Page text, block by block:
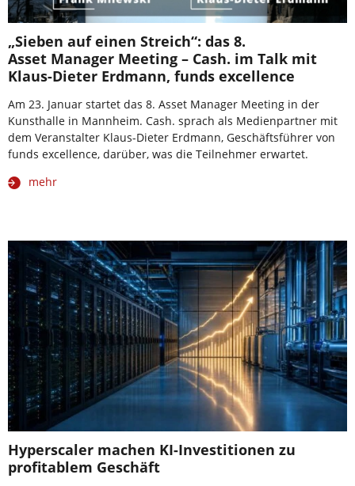
„Sieben auf einen Streich“: das 8.
Asset Manager Meeting – Cash. im Talk mit
Klaus-Dieter Erdmann, funds excellence
Am 23. Januar startet das 8. Asset Manager Meeting in der
Kunsthalle in Mannheim. Cash. sprach als Medienpartner mit
dem Veranstalter Klaus-Dieter Erdmann, Geschäftsführer von
funds excellence, darüber, was die Teilnehmer erwartet.
mehr
Hyperscaler machen KI-Investitionen zu
profitablem Geschäft